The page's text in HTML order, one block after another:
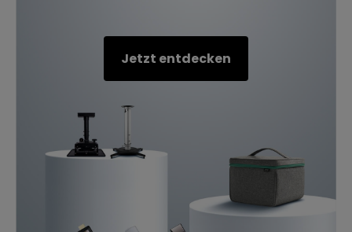
Jetzt entdecken